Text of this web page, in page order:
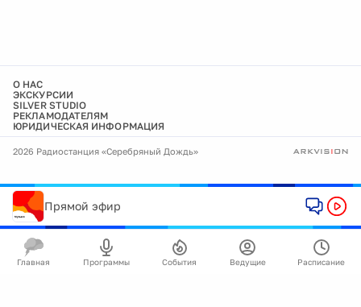
О НАС
ЭКСКУРСИИ
SILVER STUDIO
РЕКЛАМОДАТЕЛЯМ
ЮРИДИЧЕСКАЯ ИНФОРМАЦИЯ
2026 Радиостанция «Серебряный Дождь»
Прямой эфир
Главная Программы События Ведущие Расписание